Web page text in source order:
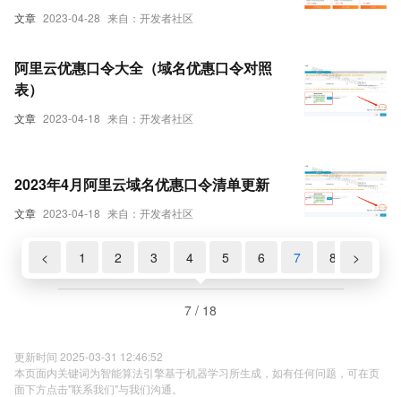
文章 2023-04-28 来自：开发者社区
文章 2023-04-18 来自：开发者社区
阿里云优惠口令大全（域名优惠口令对照
表）
文章 2023-04-18 来自：开发者社区
2023年4月阿里云域名优惠口令清单更新
< 1 2 3 4 5 6 7 8 >
7 / 18
更新时间 2025-03-31 12:46:52
本页面内关键词为智能算法引擎基于机器学习所生成，如有任何问题，可在页
面下方点击"联系我们"与我们沟通。